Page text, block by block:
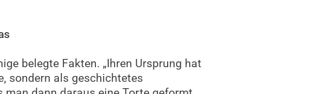
belegte Fakten. „Ihren Ursprung hat
sondern als geschichtetes